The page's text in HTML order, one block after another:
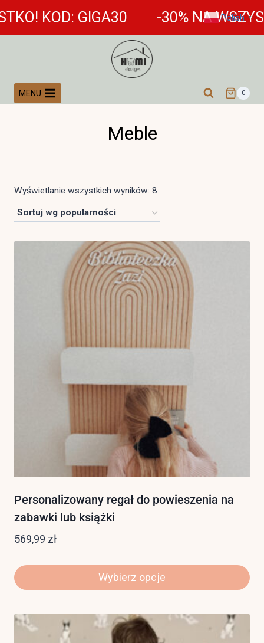
do
treści
GIGA30 -30% NA WSZYSTKO!
MENU 0
Meble
Wyświetlanie wszystkich wyników: 8
popularności
Personalizowany regał do powieszenia na
zabawki lub książki
569,99 zł
Wybierz opcje
Polish ▼